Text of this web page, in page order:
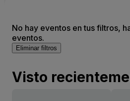
No hay eventos en tus filtros,
eventos.
Eliminar filtros
Visto